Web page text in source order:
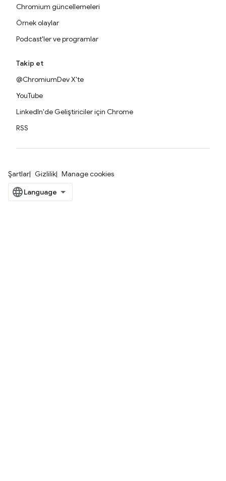
Chromium güncellemeleri
Örnek olaylar
Podcast'ler ve programlar
Takip et
@ChromiumDev X'te
YouTube
LinkedIn'de Geliştiriciler için Chrome
RSS
Şartlar Gizlilik Manage cookies